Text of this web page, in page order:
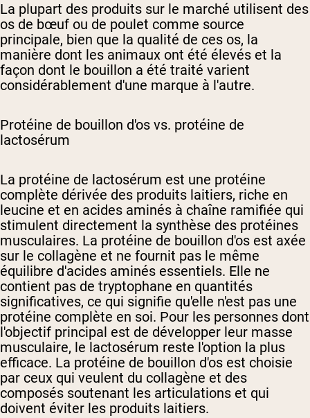
La plupart des produits sur le marché utilisent des
os de bœuf ou de poulet comme source
principale, bien que la qualité de ces os, la
manière dont les animaux ont été élevés et la
façon dont le bouillon a été traité varient
considérablement d'une marque à l'autre.
Protéine de bouillon d'os vs. protéine de
lactosérum
La protéine de lactosérum est une protéine
complète dérivée des produits laitiers, riche en
leucine et en acides aminés à chaîne ramifiée qui
stimulent directement la synthèse des protéines
musculaires. La protéine de bouillon d'os est axée
sur le collagène et ne fournit pas le même
équilibre d'acides aminés essentiels. Elle ne
contient pas de tryptophane en quantités
significatives, ce qui signifie qu'elle n'est pas une
protéine complète en soi. Pour les personnes dont
l'objectif principal est de développer leur masse
musculaire, le lactosérum reste l'option la plus
efficace. La protéine de bouillon d'os est choisie
par ceux qui veulent du collagène et des
composés soutenant les articulations et qui
doivent éviter les produits laitiers.